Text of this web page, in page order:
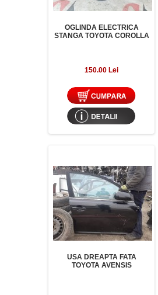
OGLINDA ELECTRICA
STANGA TOYOTA COROLLA
150.00 Lei
USA DREAPTA FATA
TOYOTA AVENSIS